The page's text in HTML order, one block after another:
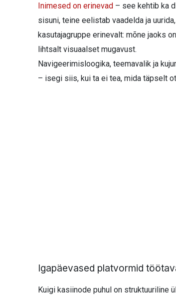
Inimesed on erinevad – see kehtib ka
sisuni, teine eelistab vaadelda ja
kasutajagruppe erinevalt: mõne jaoks
lihtsalt visuaalset mugavust.
Navigeerimisloogika, teemavalik ja
– isegi siis, kui ta ei tea, mida täpselt
Igapäevased platvormid
Kuigi kasiinode puhul on struktuuriline